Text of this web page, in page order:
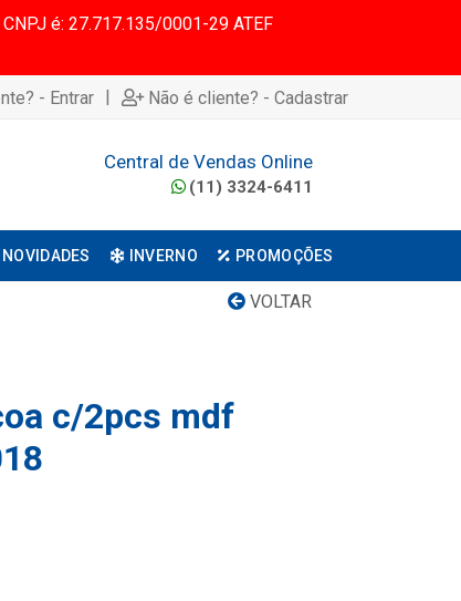
é: 27.717.135/0001-29 ATEF
- Entrar | Não é cliente? - Cadastrar
Central de Vendas Online
(11) 3324-6411
NOVIDADES INVERNO PROMOÇÕES
VOLTAR
c/2pcs mdf